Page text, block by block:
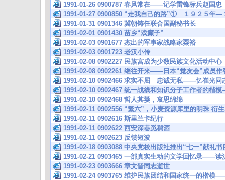
1991-01-26 0900787 春风常在——记学雷锋标兵赵国忠
1991-01-27 0900850 “走我自己的路”① １９２５年—
1991-01-31 0901346 冀朝铸任联合国副秘书长
1991-02-01 0901430 苗乡“戏癫子”
1991-02-03 0901677 杰出的军事家战略家粟裕
1991-02-03 0901723 老汉小传
1991-02-08 0902227 民族宫成为少数民族文化活动中心
1991-02-08 0902261 继往开来——日本“觉友会”成员作
1991-02-10 0902466 求实不屈 忠诚无私——忆崔光同
1991-02-10 0902467 统一战线和知识分子工作者的楷
1991-02-10 0902468 哲人其萎，哀思绵绵
1991-02-11 0902556 “繁六”，小麦资源库里的明珠
1991-02-11 0902616 斯里兰卡纪行
1991-02-11 0902622 西安深巷觅稠酒
1991-02-11 0902623 反馈短波
1991-02-18 0903088 中央党校出版社推出“七一”献礼
1991-02-21 0903465 一部真实生动的文学回忆录——读
1991-02-23 0903666 章文晋同志逝世
1991-02-24 0903765 维护民族团结和国家统一的楷模